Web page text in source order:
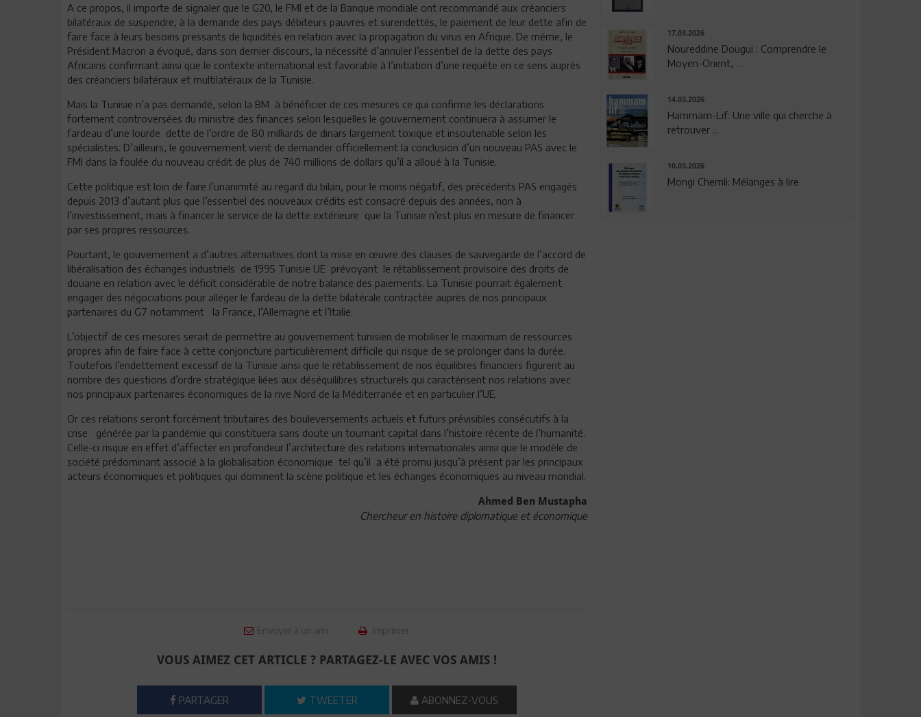
A ce propos, il importe de signaler que le G20, le FMI et de la Banque mondiale ont recommandé aux créanciers
bilatéraux de suspendre, à la demande des pays débiteurs pauvres et surendettés, le paiement de leur dette afin de
faire face à leurs besoins pressants de liquidités en relation avec la propagation du virus en Afrique. De même, le
Président Macron a évoqué, dans son dernier discours, la nécessité d’annuler l’essentiel de la dette des pays
Africains confirmant ainsi que le contexte international est favorable à l’initiation d’une requête en ce sens auprès
des créanciers bilatéraux et multilatéraux de la Tunisie.
Mais la Tunisie n’a pas demandé, selon la BM à bénéficier de ces mesures ce qui confirme les déclarations
fortement controversées du ministre des finances selon lesquelles le gouvernement continuera à assumer le
fardeau d’une lourde dette de l’ordre de 80 milliards de dinars largement toxique et insoutenable selon les
spécialistes. D’ailleurs, le gouvernement vient de demander officiellement la conclusion d’un nouveau PAS avec le
FMI dans la foulée du nouveau crédit de plus de 740 millions de dollars qu’il a alloué à la Tunisie.
Cette politique est loin de faire l’unanimité au regard du bilan, pour le moins négatif, des précédents PAS engagés
depuis 2013 d’autant plus que l’essentiel des nouveaux crédits est consacré depuis des années, non à
l’investissement, mais à financer le service de la dette extérieure que la Tunisie n’est plus en mesure de financer
par ses propres ressources.
Pourtant, le gouvernement a d’autres alternatives dont la mise en œuvre des clauses de sauvegarde de l’accord de
libéralisation des échanges industriels de 1995 Tunisie UE prévoyant le rétablissement provisoire des droits de
douane en relation avec le déficit considérable de notre balance des paiements. La Tunisie pourrait également
engager des négociations pour alléger le fardeau de la dette bilatérale contractée auprès de nos principaux
partenaires du G7 notamment la France, l’Allemagne et l’Italie.
L’objectif de ces mesures serait de permettre au gouvernement tunisien de mobiliser le maximum de ressources
propres afin de faire face à cette conjoncture particulièrement difficile qui risque de se prolonger dans la durée.
Toutefois l’endettement excessif de la Tunisie ainsi que le rétablissement de nos équilibres financiers figurent au
nombre des questions d’ordre stratégique liées aux déséquilibres structurels qui caractérisent nos relations avec
nos principaux partenaires économiques de la rive Nord de la Méditerranée et en particulier l’UE.
Or ces relations seront forcément tributaires des bouleversements actuels et futurs prévisibles consécutifs à la
crise générée par la pandémie qui constituera sans doute un tournant capital dans l’histoire récente de l’humanité.
Celle-ci risque en effet d’affecter en profondeur l’architecture des relations internationales ainsi que le modèle de
société prédominant associé à la globalisation économique tel qu’il a été promu jusqu’à présent par les principaux
acteurs économiques et politiques qui dominent la scène politique et les échanges économiques au niveau mondial.
Ahmed Ben Mustapha
Chercheur en histoire diplomatique et économique
Envoyer à un ami Imprimer
VOUS AIMEZ CET ARTICLE ? PARTAGEZ-LE AVEC VOS AMIS !
PARTAGER TWEETER ABONNEZ-VOUS
17.03.2026
Noureddine Dougui : Comprendre le
Moyen-Orient, ...
14.03.2026
Hammam-Lif: Une ville qui cherche à
retrouver ...
10.03.2026
Mongi Chemli: Mélanges à lire